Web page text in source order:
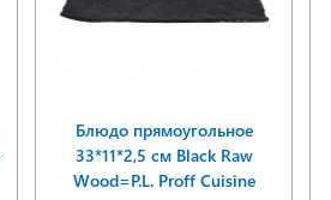
Блюдо прямоугольное
33*11*2,5 см Black Raw
Wood=P.L. Proff Cuisine